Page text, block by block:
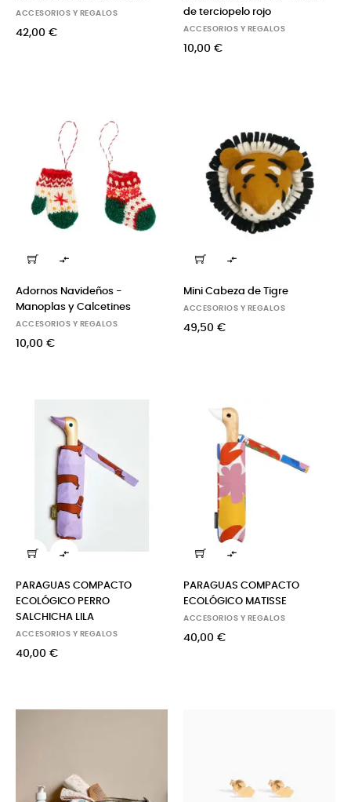
ACCESORIOS Y REGALOS
42,00 €
de terciopelo rojo
ACCESORIOS Y REGALOS
10,00 €

Adornos Navideños -
Manoplas y Calcetines
ACCESORIOS Y REGALOS
10,00 €

Mini Cabeza de Tigre
ACCESORIOS Y REGALOS
49,50 €

PARAGUAS COMPACTO
ECOLÓGICO PERRO
SALCHICHA LILA
ACCESORIOS Y REGALOS
40,00 €

PARAGUAS COMPACTO
ECOLÓGICO MATISSE
ACCESORIOS Y REGALOS
40,00 €